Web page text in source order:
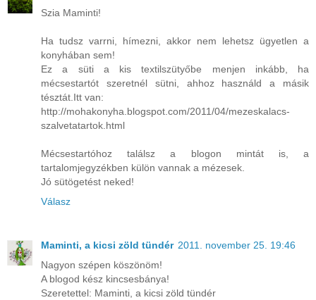
Szia Maminti!
Ha tudsz varrni, hímezni, akkor nem lehetsz ügyetlen a
konyhában sem!
Ez a süti a kis textilszütyőbe menjen inkább, ha
mécsestartót szeretnél sütni, ahhoz használd a másik
tésztát.Itt van:
http://mohakonyha.blogspot.com/2011/04/mezeskalacs-
szalvetatartok.html
Mécsestartóhoz találsz a blogon mintát is, a
tartalomjegyzékben külön vannak a mézesek.
Jó sütögetést neked!
Válasz
Maminti, a kicsi zöld tündér 2011. november 25. 19:46
Nagyon szépen köszönöm!
A blogod kész kincsesbánya!
Szeretettel: Maminti, a kicsi zöld tündér